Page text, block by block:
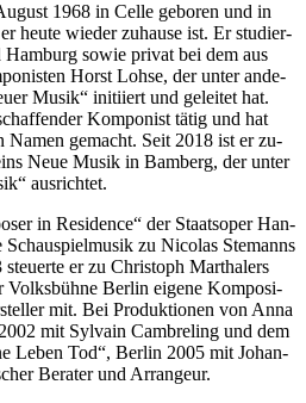
1968 in Cel­le ge­bo­ren und in
heu­te wie­der zu­hau­se ist. Er stu­dier­
so­wie pri­vat bei dem aus
Horst Loh­se, der un­ter an­de­
Mu­sik“ in­iti­iert und ge­lei­tet hat.
Kom­po­nist tä­tig und hat
Na­men ge­macht. Seit 2018 ist er zu­
Neue Mu­sik in Bam­berg, der un­ter
ausrichtet.
in Re­si­dence“ der Staats­oper Han­
zu Ni­co­las Ste­manns
er zu Chris­toph Mar­tha­lers
Volks­büh­ne Ber­lin ei­ge­ne Kom­po­si­
mit. Bei Pro­duk­tio­nen von Anna
mit Syl­vain Cam­bre­li­ng und dem
Le­ben Tod“, Ber­lin 2005 mit Jo­han­
Be­ra­ter und Arrangeur.